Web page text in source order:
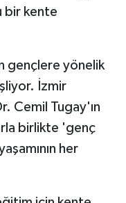
bir kente
gençlere yönelik
İzmir
Cemil Tugay'ın
birlikte 'genç
her